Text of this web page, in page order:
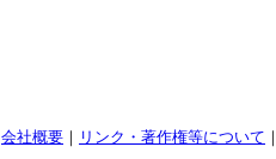
会社概要 ｜ リンク・著作権等について